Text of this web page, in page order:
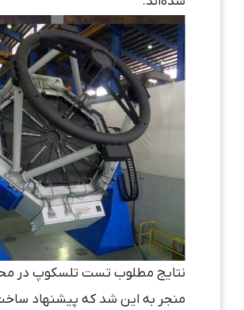
نتایج مطلوب تست تلسکوپ در
منجر به این شد که پیشنهاد